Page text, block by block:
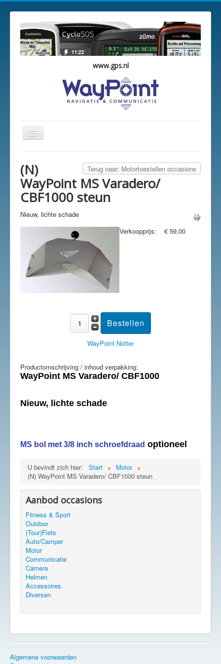
www.gps.nl
Schakelen
navigatie
Overzicht
Winkelwagen
Terug naar: Motortoestellen occasions
(N)
WayPoint MS Varadero/
CBF1000 steun
Nieuw, lichte schade
Verkoopprijs:
€ 59,00
WayPoint Notter
Productomschrijving / inhoud verpakking:
WayPoint MS Varadero/ CBF1000
Nieuw, lichte schade
MS bol met 3/8 inch schroefdraad optioneel
U bevindt zich hier: Start
Motor
(N) WayPoint MS Varadero/ CBF1000 steun
Aanbod occasions
Fitness & Sport
Outdoor
(Tour)Fiets
Auto/Camper
Motor
Communicatie
Camera
Helmen
Accessoires
Diversen
Algemene voorwaarden